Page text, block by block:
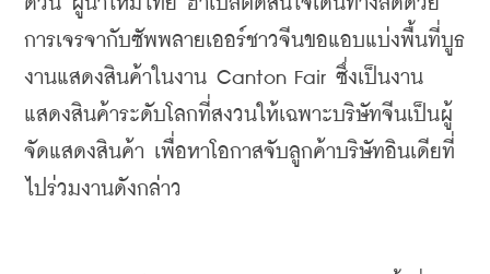
การเจรจากับซัพพลายเออร์ชาวจีนขอแอบแบ่งพื้นที่บูธ
งานแสดงสินค้าในงาน Canton Fair ซึ่งเป็นงาน
แสดงสินค้าระดับโลกที่สงวนให้เฉพาะบริษัทจีนเป็นผู้
จัดแสดงสินค้า เพื่อหาโอกาสจับลูกค้าบริษัทอินเดียที่
ไปร่วมงานดังกล่าว